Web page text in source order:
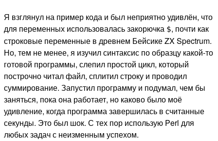
Я взглянул на пример кода и был неприятно удивлён, что
для переменных использовалась закорючка $, почти как
строковые переменные в древнем Бейсике ZX Spectrum.
Но, тем не менее, я изучил синтаксис по образцу какой-то
готовой программы, слепил простой цикл, который
построчно читал файл, сплитил строку и проводил
суммирование. Запустил программу и подумал, чем бы
заняться, пока она работает, но каково было моё
удивление, когда программа завершилась в считанные
секунды. Это был шок. С тех пор использую Perl для
любых задач с неизменным успехом.